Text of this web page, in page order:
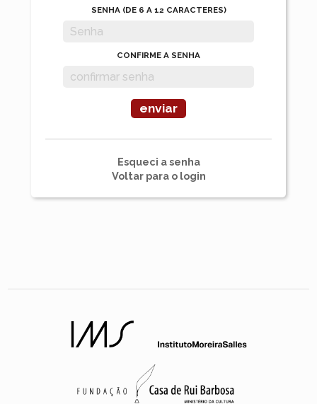
SENHA (DE 6 A 12 CARACTERES)
CONFIRME A SENHA
Esqueci a senha
Voltar para o login